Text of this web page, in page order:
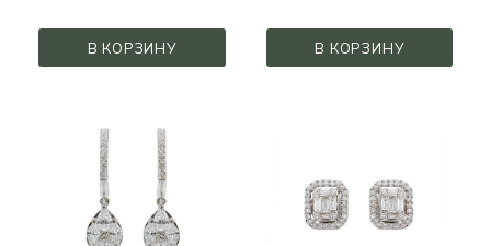
В КОРЗИНУ В КОРЗИНУ